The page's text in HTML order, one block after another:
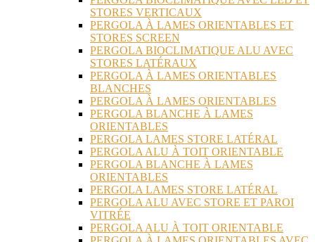
STORES VERTICAUX
PERGOLA À LAMES ORIENTABLES ET
STORES SCREEN
PERGOLA BIOCLIMATIQUE ALU AVEC
STORES LATÉRAUX
PERGOLA À LAMES ORIENTABLES
BLANCHES
PERGOLA À LAMES ORIENTABLES
PERGOLA BLANCHE À LAMES
ORIENTABLES
PERGOLA LAMES STORE LATÉRAL
PERGOLA ALU À TOIT ORIENTABLE
PERGOLA BLANCHE À LAMES
ORIENTABLES
PERGOLA LAMES STORE LATÉRAL
PERGOLA ALU AVEC STORE ET PAROI
VITRÉE
PERGOLA ALU À TOIT ORIENTABLE